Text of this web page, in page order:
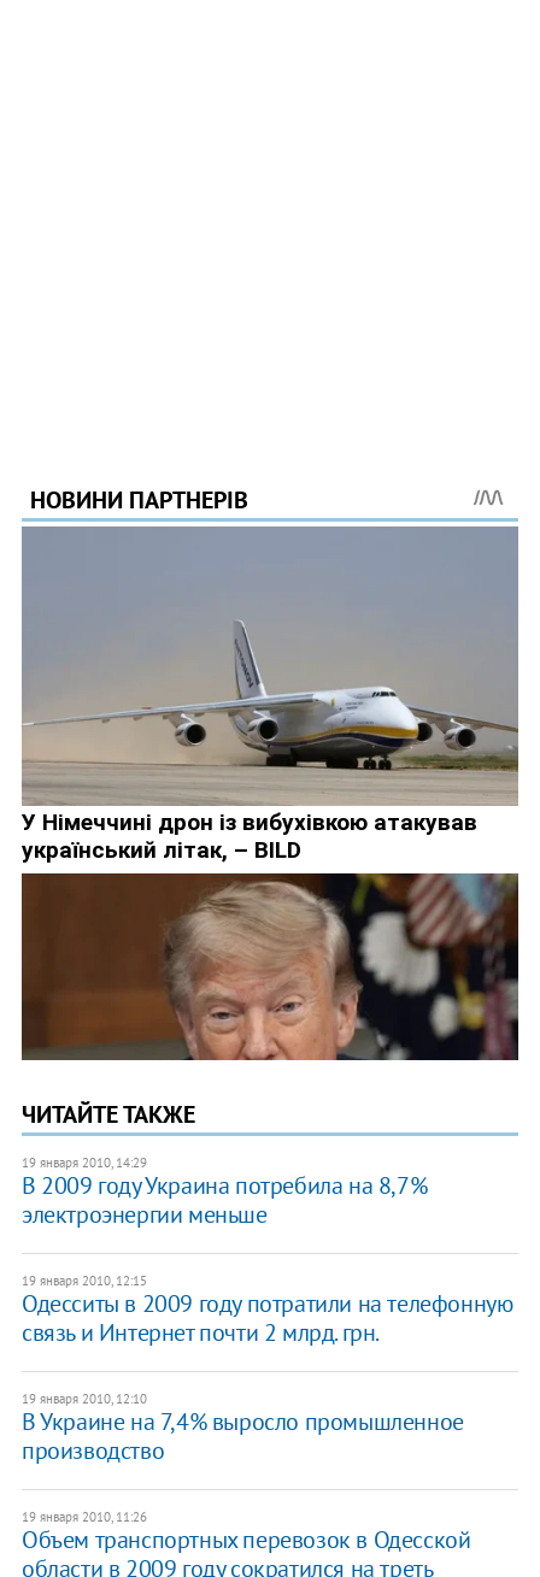
ЧИТАЙТЕ ТАКЖЕ
19 января 2010, 14:29
В 2009 году Украина потребила на 8,7%
электроэнергии меньше
19 января 2010, 12:15
Одесситы в 2009 году потратили на телефонную
связь и Интернет почти 2 млрд. грн.
19 января 2010, 12:10
В Украине на 7,4% выросло промышленное
производство
19 января 2010, 11:26
Объем транспортных перевозок в Одесской
области в 2009 году сократился на треть